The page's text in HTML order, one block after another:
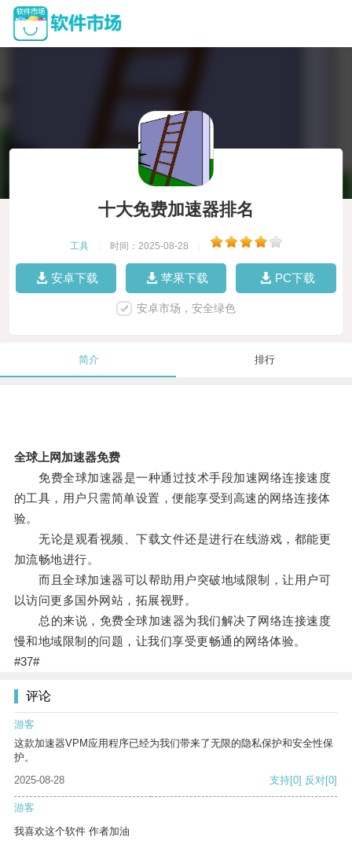
十大免费加速器排名
工具 时间：2025-08-28
安卓下载 苹果下载 PC下载
安卓市场，安全绿色
简介 排行
全球上网加速器免费
免费全球加速器是一种通过技术手段加速网络连接速度
的工具，用户只需简单设置，便能享受到高速的网络连接体
验。
无论是观看视频、下载文件还是进行在线游戏，都能更
加流畅地进行。
而且全球加速器可以帮助用户突破地域限制，让用户可
以访问更多国外网站，拓展视野。
总的来说，免费全球加速器为我们解决了网络连接速度
慢和地域限制的问题，让我们享受更畅通的网络体验。
#37#
评论
游客
这款加速器VPM应用程序已经为我们带来了无限的隐私保护和安全性保
护。
2025-08-28
支持[0] 反对[0]
游客
我喜欢这个软件 作者加油